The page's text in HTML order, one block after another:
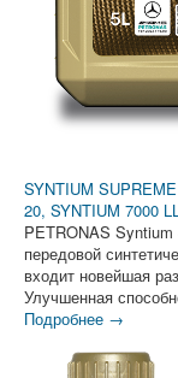
SYNTIUM
20, SYNTIUM 7000
PETRONAS Syntium
передовой
входит новейшая
Улучшенная
Подробнее →